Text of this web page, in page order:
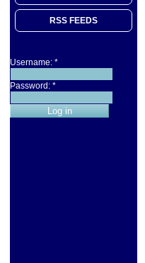
RSS FEEDS
Username: *
Password: *